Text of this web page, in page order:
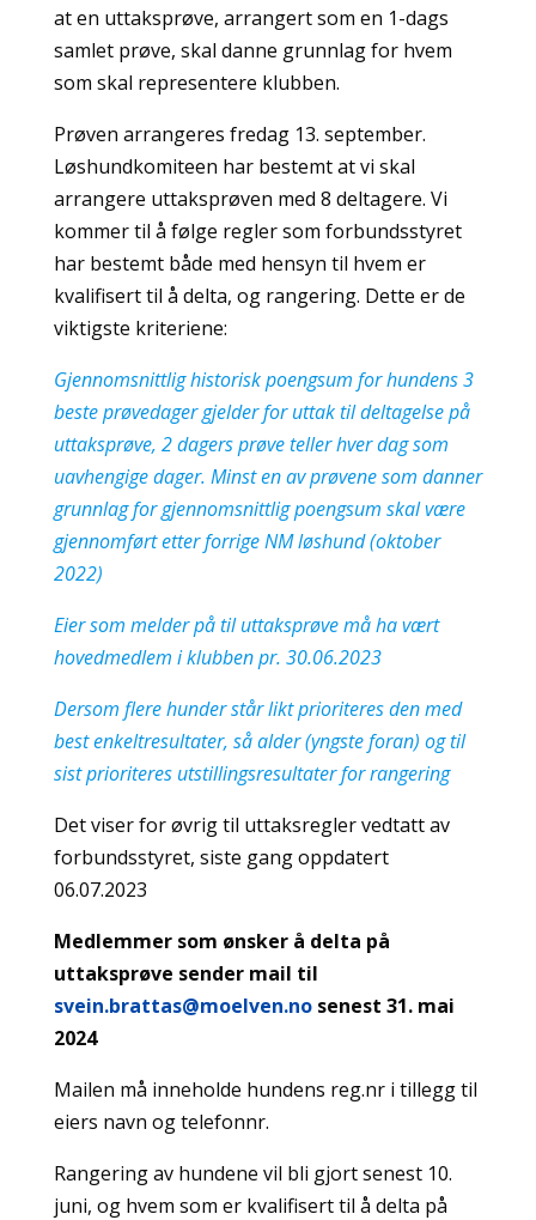
at en uttaksprøve, arrangert som en 1-dags
samlet prøve, skal danne grunnlag for hvem
som skal representere klubben.
Prøven arrangeres fredag 13. september.
Løshundkomiteen har bestemt at vi skal
arrangere uttaksprøven med 8 deltagere. Vi
kommer til å følge regler som forbundsstyret
har bestemt både med hensyn til hvem er
kvalifisert til å delta, og rangering. Dette er de
viktigste kriteriene:
Gjennomsnittlig historisk poengsum for hundens 3
beste prøvedager gjelder for uttak til deltagelse på
uttaksprøve, 2 dagers prøve teller hver dag som
uavhengige dager. Minst en av prøvene som danner
grunnlag for gjennomsnittlig poengsum skal være
gjennomført etter forrige NM løshund (oktober
2022)
Eier som melder på til uttaksprøve må ha vært
hovedmedlem i klubben pr. 30.06.2023
Dersom flere hunder står likt prioriteres den med
best enkeltresultater, så alder (yngste foran) og til
sist prioriteres utstillingsresultater for rangering
Det viser for øvrig til uttaksregler vedtatt av
forbundsstyret, siste gang oppdatert
06.07.2023
Medlemmer som ønsker å delta på
uttaksprøve sender mail til
svein.brattas@moelven.nosenest 31. mai
2024
Mailen må inneholde hundens reg.nr i tillegg til
eiers navn og telefonnr.
Rangering av hundene vil bli gjort senest 10.
juni, og hvem som er kvalifisert til å delta på